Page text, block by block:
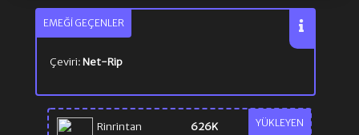
YÜKLEYEN
Rinrintan 626K
EMEĞI GEÇENLER
Çeviri:Net-Rip